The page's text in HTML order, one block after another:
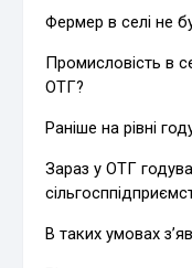
Фермер в селі не
Промисловість в
ОТГ?
Раніше на рівні
Зараз у ОТГ
В таких умовах